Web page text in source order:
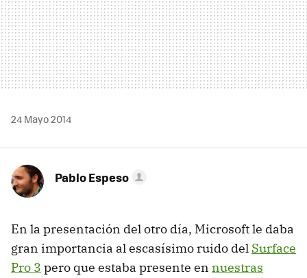
24 Mayo 2014
Pablo Espeso
En la presentación del otro día, Microsoft le daba
gran importancia al escasísimo ruido del Surface
Pro 3 pero que estaba presente en nuestras